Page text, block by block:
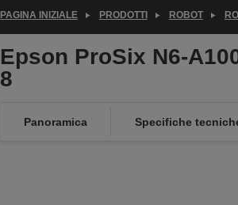
PAGINA INIZIALE PRODOTTI ROBOT
Epson ProSix N6-
8
Panoramica Specifiche